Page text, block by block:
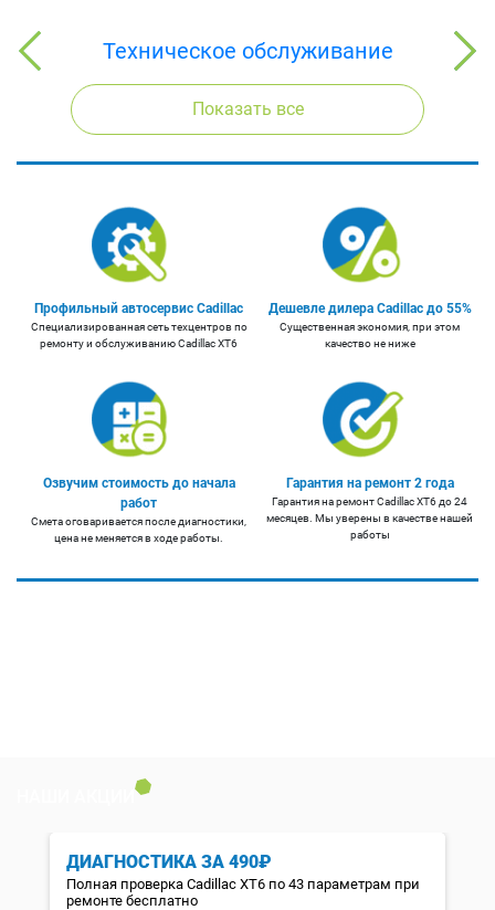
Техническое обслуживание
Показать все
Профильный автосервис Cadillac
Cпециализированная сеть техцентров по
ремонту и обслуживанию Cadillac XT6
Дешевле дилера Cadillac до 55%
Существенная экономия, при этом
качество не ниже
Озвучим стоимость до начала
работ
Смета оговаривается после диагностики,
цена не меняется в ходе работы.
Гарантия на ремонт 2 года
Гарантия на ремонт Cadillac XT6 до 24
месяцев. Мы уверены в качестве нашей
работы
ДИАГНОСТИКА ЗА 490₽
Полная проверка Cadillac XT6 по 43 параметрам при
ремонте бесплатно